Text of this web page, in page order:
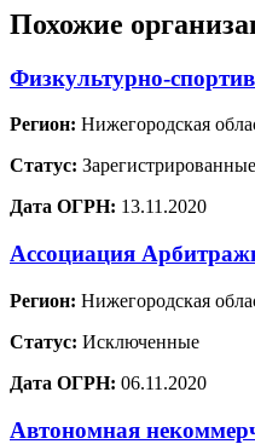
Похожие
Физкультурно-
Регион: Нижегородская
Статус: Зарегистрированные
Дата ОГРН: 13.11.2020
Ассоциация
Регион: Нижегородская
Статус: Исключенные
Дата ОГРН: 06.11.2020
Автономная